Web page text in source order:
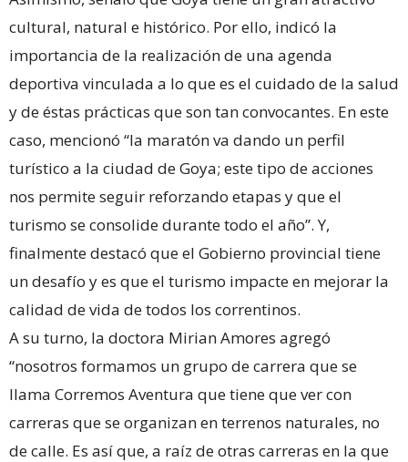
cultural, natural e histórico. Por ello, indicó la
importancia de la realización de una agenda
deportiva vinculada a lo que es el cuidado de la salud
y de éstas prácticas que son tan convocantes. En este
caso, mencionó “la maratón va dando un perfil
turístico a la ciudad de Goya; este tipo de acciones
nos permite seguir reforzando etapas y que el
turismo se consolide durante todo el año”. Y,
finalmente destacó que el Gobierno provincial tiene
un desafío y es que el turismo impacte en mejorar la
calidad de vida de todos los correntinos.
A su turno, la doctora Mirian Amores agregó
“nosotros formamos un grupo de carrera que se
llama Corremos Aventura que tiene que ver con
carreras que se organizan en terrenos naturales, no
de calle. Es así que, a raíz de otras carreras en la que